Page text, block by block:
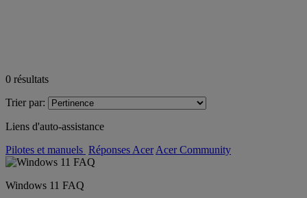
0 résultats
Trier par:
Liens d'auto-assistance
Pilotes et manuels Réponses Acer Acer Community
Windows 11 FAQ